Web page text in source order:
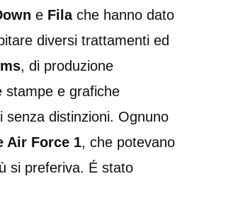
e Fila che hanno dato
diversi trattamenti ed
, di produzione
stampe e grafiche
distinzioni. Ognuno
Air Force 1, che potevano
si preferiva. É stato